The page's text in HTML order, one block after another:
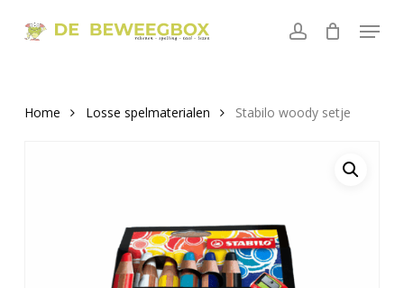
account
Menu
Home Losse spelmaterialen Stabilo woody setje